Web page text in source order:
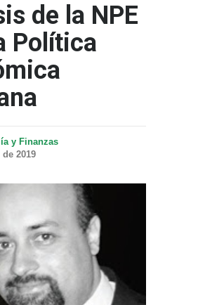
de la NPE
Política
y Finanzas
2019